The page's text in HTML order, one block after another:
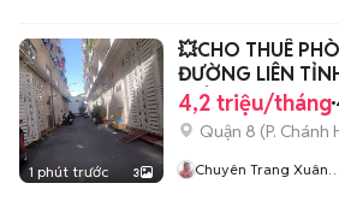
1 phút trước 3
💥CHO THUÊ
ĐƯỜNG LIÊN
CHỈ 4.2 TRIỆU
4,2 triệu/tháng
Quận 8 (P. Chánh
Chuyên Trang Xuân